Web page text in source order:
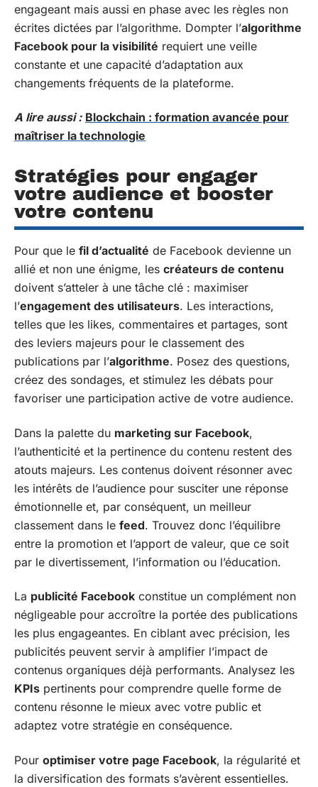
engageant mais aussi en phase avec les règles non
écrites dictées par l’algorithme. Dompter l’algorithme
Facebook pour la visibilité requiert une veille
constante et une capacité d’adaptation aux
changements fréquents de la plateforme.
A lire aussi : Blockchain : formation avancée pour
maîtriser la technologie
Stratégies pour engager
votre audience et booster
votre contenu
Pour que le fil d’actualité de Facebook devienne un
allié et non une énigme, les créateurs de contenu
doivent s’atteler à une tâche clé : maximiser
l’engagement des utilisateurs. Les interactions,
telles que les likes, commentaires et partages, sont
des leviers majeurs pour le classement des
publications par l’algorithme. Posez des questions,
créez des sondages, et stimulez les débats pour
favoriser une participation active de votre audience.
Dans la palette du marketing sur Facebook,
l’authenticité et la pertinence du contenu restent des
atouts majeurs. Les contenus doivent résonner avec
les intérêts de l’audience pour susciter une réponse
émotionnelle et, par conséquent, un meilleur
classement dans le feed. Trouvez donc l’équilibre
entre la promotion et l’apport de valeur, que ce soit
par le divertissement, l’information ou l’éducation.
La publicité Facebook constitue un complément non
négligeable pour accroître la portée des publications
les plus engageantes. En ciblant avec précision, les
publicités peuvent servir à amplifier l’impact de
contenus organiques déjà performants. Analysez les
KPIs pertinents pour comprendre quelle forme de
contenu résonne le mieux avec votre public et
adaptez votre stratégie en conséquence.
Pour optimiser votre page Facebook, la régularité et
la diversification des formats s’avèrent essentielles.